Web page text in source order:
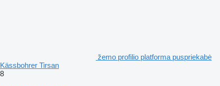
žemo profilio platforma puspriekabė
Kässbohrer Tirsan
8